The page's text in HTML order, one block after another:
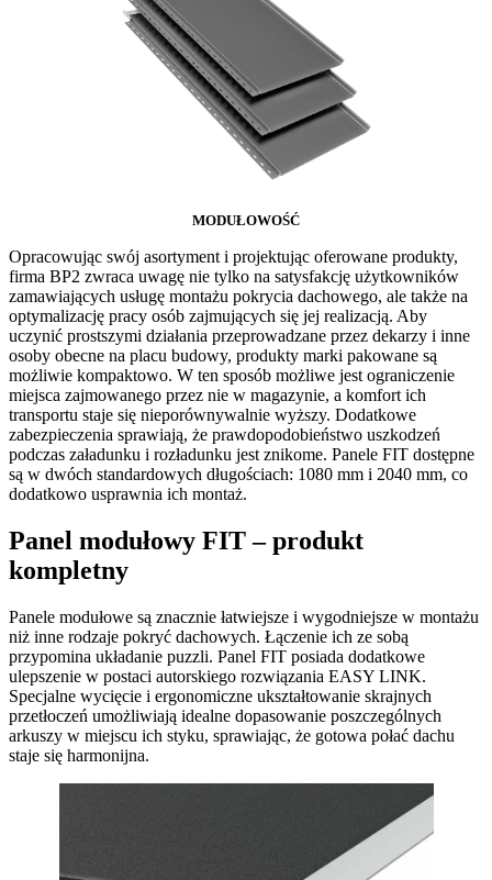
MODUŁOWOŚĆ
Opracowując swój asortyment i projektując oferowane produkty,
firma BP2 zwraca uwagę nie tylko na satysfakcję użytkowników
zamawiających usługę montażu pokrycia dachowego, ale także na
optymalizację pracy osób zajmujących się jej realizacją. Aby
uczynić prostszymi działania przeprowadzane przez dekarzy i inne
osoby obecne na placu budowy, produkty marki pakowane są
możliwie kompaktowo. W ten sposób możliwe jest ograniczenie
miejsca zajmowanego przez nie w magazynie, a komfort ich
transportu staje się nieporównywalnie wyższy. Dodatkowe
zabezpieczenia sprawiają, że prawdopodobieństwo uszkodzeń
podczas załadunku i rozładunku jest znikome. Panele FIT dostępne
są w dwóch standardowych długościach: 1080 mm i 2040 mm, co
dodatkowo usprawnia ich montaż.
Panel modułowy FIT – produkt
kompletny
Panele modułowe są znacznie łatwiejsze i wygodniejsze w montażu
niż inne rodzaje pokryć dachowych. Łączenie ich ze sobą
przypomina układanie puzzli. Panel FIT posiada dodatkowe
ulepszenie w postaci autorskiego rozwiązania EASY LINK.
Specjalne wycięcie i ergonomiczne ukształtowanie skrajnych
przetłoczeń umożliwiają idealne dopasowanie poszczególnych
arkuszy w miejscu ich styku, sprawiając, że gotowa połać dachu
staje się harmonijna.